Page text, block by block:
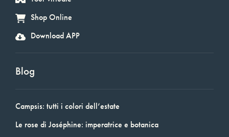
Shop Online
Download APP
Blog
Campsis: tutti i colori dell’estate
Le rose di Joséphine: imperatrice e botanica